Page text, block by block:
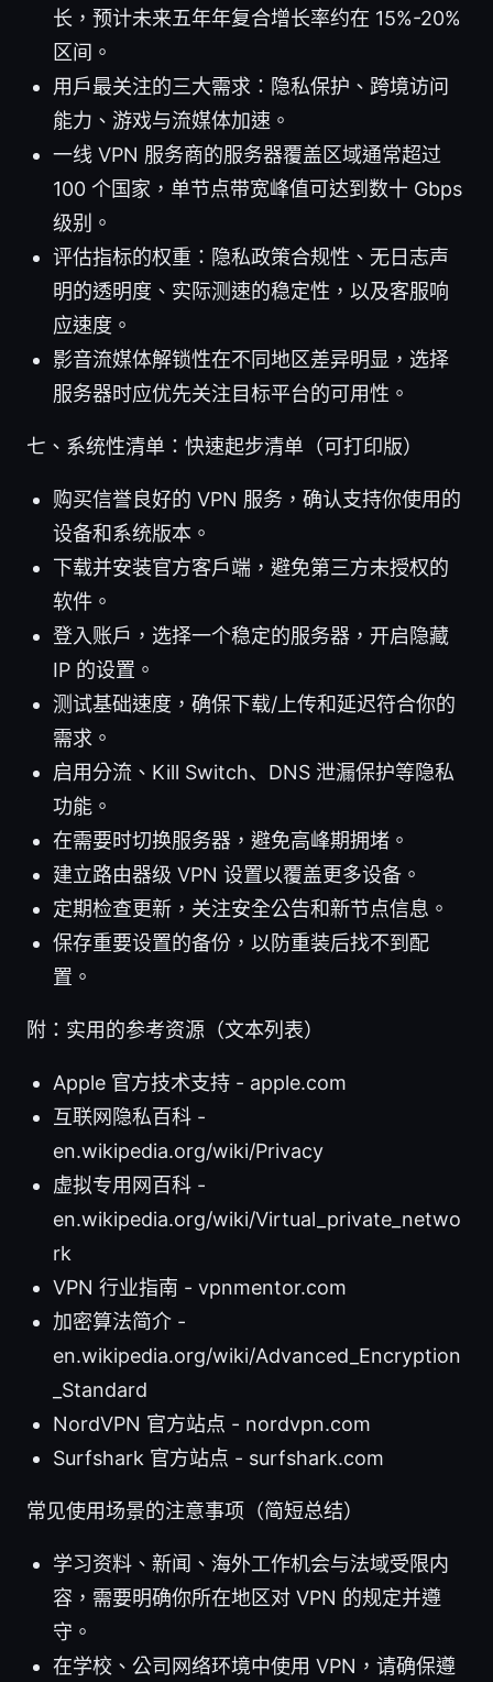
长，预计未来五年年复合增长率约在 15%-20%
区间。
用户最关注的三大需求：隐私保护、跨境访问
能力、游戏与流媒体加速。
一线 VPN 服务商的服务器覆盖区域通常超过
100 个国家，单节点带宽峰值可达到数十 Gbps
级别。
评估指标的权重：隐私政策合规性、无日志声
明的透明度、实际测速的稳定性，以及客服响
应速度。
影音流媒体解锁性在不同地区差异明显，选择
服务器时应优先关注目标平台的可用性。
七、系统性清单：快速起步清单（可打印版）
购买信誉良好的 VPN 服务，确认支持你使用的
设备和系统版本。
下载并安装官方客户端，避免第三方未授权的
软件。
登入账户，选择一个稳定的服务器，开启隐藏
IP 的设置。
测试基础速度，确保下载/上传和延迟符合你的
需求。
启用分流、Kill Switch、DNS 泄漏保护等隐私
功能。
在需要时切换服务器，避免高峰期拥堵。
建立路由器级 VPN 设置以覆盖更多设备。
定期检查更新，关注安全公告和新节点信息。
保存重要设置的备份，以防重装后找不到配
置。
附：实用的参考资源（文本列表）
Apple 官方技术支持 - apple.com
互联网隐私百科 -
en.wikipedia.org/wiki/Privacy
虚拟专用网百科 -
en.wikipedia.org/wiki/Virtual_private_netwo
rk
VPN 行业指南 - vpnmentor.com
加密算法简介 -
en.wikipedia.org/wiki/Advanced_Encryption
_Standard
NordVPN 官方站点 - nordvpn.com
Surfshark 官方站点 - surfshark.com
常见使用场景的注意事项（简短总结）
学习资料、新闻、海外工作机会与法域受限内
容，需要明确你所在地区对 VPN 的规定并遵
守。
在学校、公司网络环境中使用 VPN，请确保遵